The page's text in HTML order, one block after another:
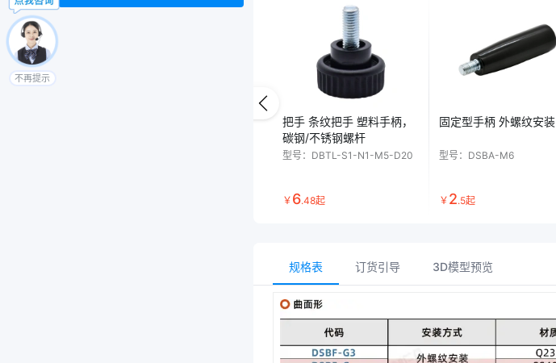
把手 条纹把手 塑料手柄，
碳钢/不锈钢螺杆
型号： DBTL-S1-N1-M5-D20
￥ 6.48起
固定型手柄 外螺纹安装
型号： DSBA-M6
￥ 2.5起
规格表 订货引导 3D模型预览
不再提示